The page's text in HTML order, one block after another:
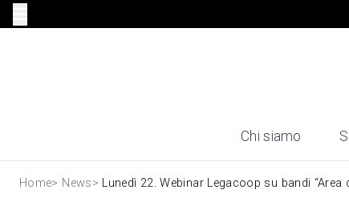
Chi siamo
Home> News> Lunedì 22. Webinar Legacoop su bandi “Area